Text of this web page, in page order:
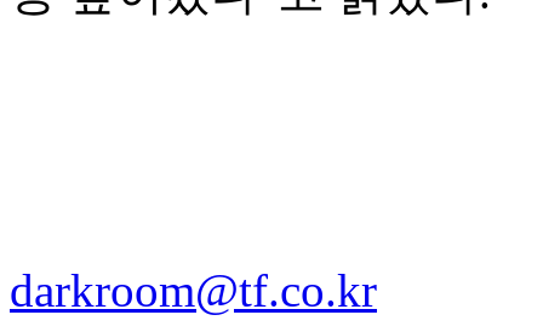
darkroom@tf.co.kr